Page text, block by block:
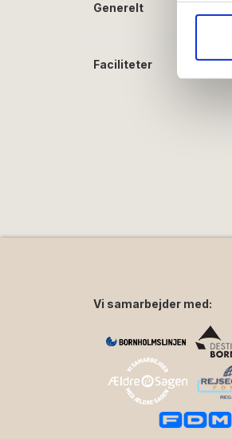
Vi
Generelt
Faciliteter
Vi samarbejder med: